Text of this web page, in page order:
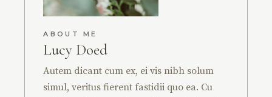
ABOUT ME
Lucy Doed
Autem dicant cum ex, ei vis nibh solum
simul, veritus fierent fastidii quo ea. Cu